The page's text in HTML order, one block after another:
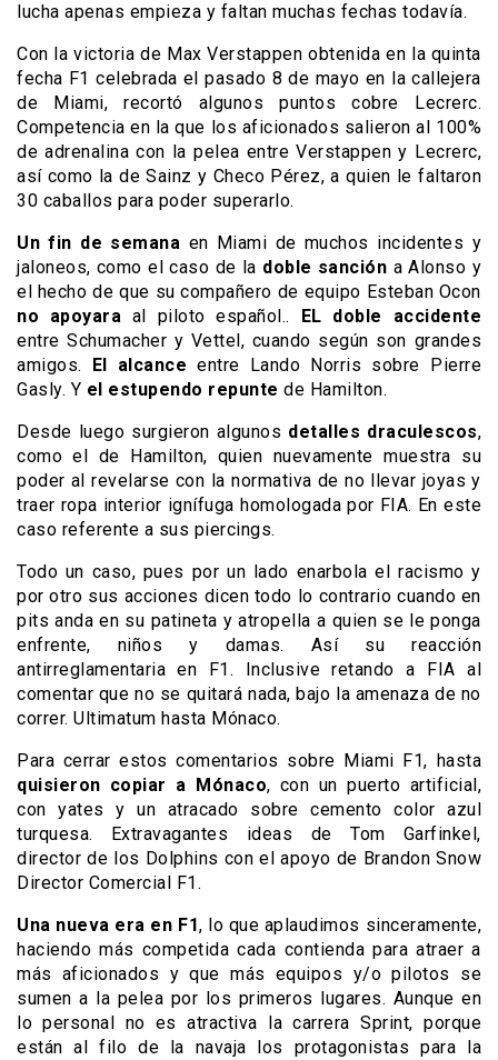
lucha apenas empieza y faltan muchas fechas todavía.
Con la victoria de Max Verstappen obtenida en la quinta
fecha F1 celebrada el pasado 8 de mayo en la callejera
de Miami, recortó algunos puntos cobre Lecrerc.
Competencia en la que los aficionados salieron al 100%
de adrenalina con la pelea entre Verstappen y Lecrerc,
así como la de Sainz y Checo Pérez, a quien le faltaron
30 caballos para poder superarlo.
Un fin de semana en Miami de muchos incidentes y
jaloneos, como el caso de la doble sanción a Alonso y
el hecho de que su compañero de equipo Esteban Ocon
no apoyara al piloto español..
EL doble accidente
entre Schumacher y Vettel, cuando según son grandes
amigos.
El alcance entre Lando Norris sobre Pierre
Gasly. Y el estupendo repunte de Hamilton.
Desde luego surgieron algunos detalles draculescos,
como el de Hamilton, quien nuevamente muestra su
poder al revelarse con la normativa de no llevar joyas y
traer ropa interior ignífuga homologada por FIA. En este
caso referente a sus piercings.
Todo un caso, pues por un lado enarbola el racismo y
por otro sus acciones dicen todo lo contrario cuando en
pits anda en su patineta y atropella a quien se le ponga
enfrente, niños y damas. Así su reacción
antirreglamentaria en F1. Inclusive retando a FIA al
comentar que no se quitará nada, bajo la amenaza de no
correr. Ultimatum hasta Mónaco.
Para cerrar estos comentarios sobre Miami F1, hasta
quisieron copiar a Mónaco, con un puerto artificial,
con yates y un atracado sobre cemento color azul
turquesa. Extravagantes ideas de Tom Garfinkel,
director de los Dolphins con el apoyo de Brandon Snow
Director Comercial F1.
Una nueva era en F1, lo que aplaudimos sinceramente,
haciendo más competida cada contienda para atraer a
más aficionados y que más equipos y/o pilotos se
sumen a la pelea por los primeros lugares. Aunque en
lo personal no es atractiva la carrera Sprint, porque
están al filo de la navaja los protagonistas para la